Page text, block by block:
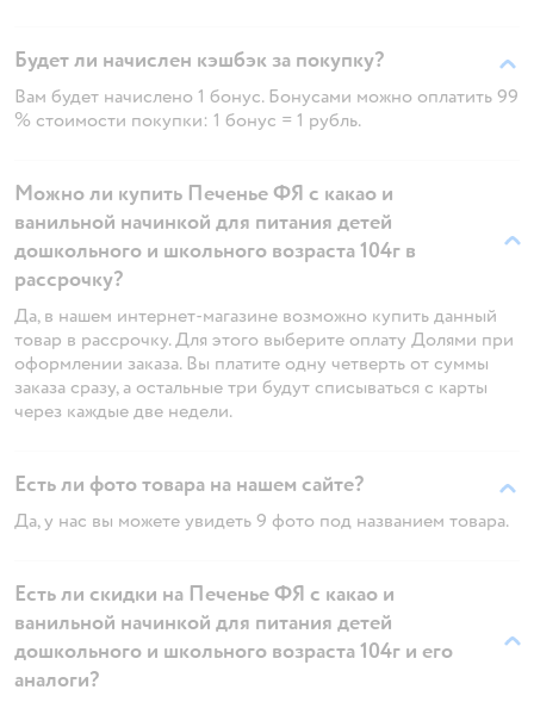
Будет ли начислен кэшбэк за покупку?
Вам будет начислено 1 бонус. Бонусами можно оплатить 99
% стоимости покупки: 1 бонус = 1 рубль.
Можно ли купить Печенье ФЯ c какао и
ванильной начинкой для питания детей
дошкольного и школьного возраста 104г в
рассрочку?
Да, в нашем интернет-магазине возможно купить данный
товар в рассрочку. Для этого выберите оплату Долями при
оформлении заказа. Вы платите одну четверть от суммы
заказа сразу, а остальные три будут списываться с карты
через каждые две недели.
Есть ли фото товара на нашем сайте?
Да, у нас вы можете увидеть 9 фото под названием товара.
Есть ли скидки на Печенье ФЯ c какао и
ванильной начинкой для питания детей
дошкольного и школьного возраста 104г и его
аналоги?